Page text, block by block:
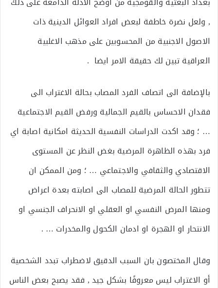
, ولعل نضرة خاطفة لبعض افراد العوائل الدينية ذات
الاصول الاجنبية من المحسوبين على مذهب الاغلبية
العراقية تبين لك حقيقة الامر ايضا .
بالإضافة الى اتصاف الفرد المصاب بحالة الاغتراب الى
فقدان الاحساس بالقيم الجمالية ورفض القيم الاجتماعية
… ؛ وقد اكدت الدراسات النفسية الحديثة امكانية اصابة اي
فرد بهذه الظاهرة المرضية بغض النظر عن المستوى
الاقتصادي والثقافي والاجتماعي … ؛ ومن الممكن ان
تتطور الحالة المرضية للمصاب الى اصابته بعدة اعراض
ومنها المرض النفسي او العقلي او الانحراف الجنسي او
الانتحار او الهجرة او ادمان الكحول والمخدرات … .
وقال المختصون بان السبب الدقيق لاضطراب تبدد الشخصية
أو الاغتراب ليس معروفًا بشكل جيد , فقد يصبح بعض الناس